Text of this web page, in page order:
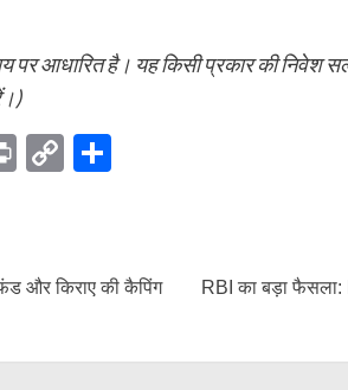
पर आधारित है। यह किसी प्रकार की निवेश
PrintCopy
और किराए की कैपिंग
RBI का बड़ा फैसला: